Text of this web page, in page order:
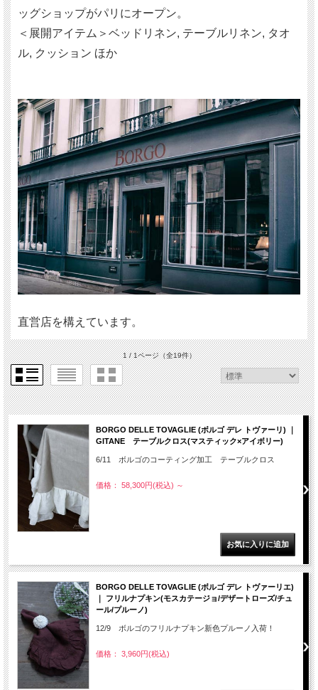
ッグショップがパリにオープン。
＜展開アイテム＞ベッドリネン, テーブルリネン, タオ
ル, クッション ほか
直営店を構えています。
1 / 1ページ（全19件）
BORGO DELLE TOVAGLIE (ボルゴ デレ トヴァーリ) ｜
GITANE テーブルクロス(マスティック×アイボリー)
6/11 ボルゴのコーティング加工 テーブルクロス
価格： 58,300円(税込) ～
BORGO DELLE TOVAGLIE (ボルゴ デレ トヴァーリエ)
｜ フリルナプキン(モスカテージョ/デザートローズ/チュ
ール/プルーノ)
12/9 ボルゴのフリルナプキン新色プルーノ入荷！
価格： 3,960円(税込)